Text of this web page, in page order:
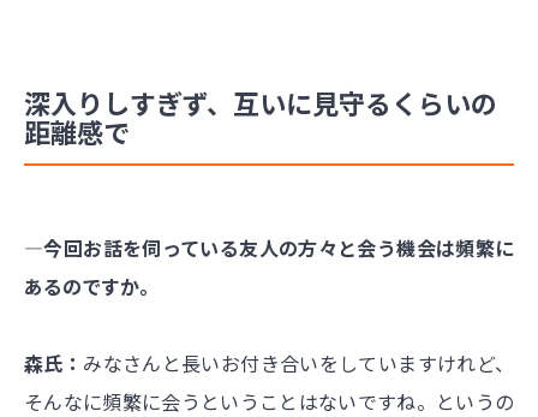
深入りしすぎず、互いに見守るくらいの
距離感で
―今回お話を伺っている友人の方々と会う機会は頻繁に
あるのですか。
森氏： みなさんと長いお付き合いをしていますけれど、
そんなに頻繁に会うということはないですね。というの